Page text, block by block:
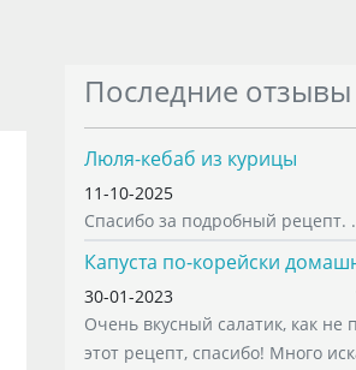
Последние отзывы
Люля-кебаб из курицы
11-10-2025
Спасибо за подробный рецепт.
Капуста по-корейски
30-01-2023
Очень вкусный салатик, как не
этот рецепт, спасибо! Много